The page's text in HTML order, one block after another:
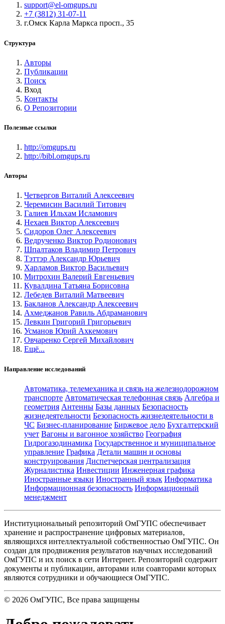
support@el-omgups.ru
+7 (3812) 31-07-11
г.Омск Карла Маркса просп., 35
Структура
Авторы
Публикации
Поиск
Вход
Контакты
О Репозитории
Полезные ссылки
http://omgups.ru
http://bibl.omgups.ru
Авторы
Четвергов Виталий Алексеевич
Черемисин Василий Титович
Галиев Ильхам Исламович
Нехаев Виктор Алексеевич
Сидоров Олег Алексеевич
Ведрученко Виктор Родионович
Шпалтаков Владимир Петрович
Тэттэр Александр Юрьевич
Харламов Виктор Васильевич
Митрохин Валерий Евгеньевич
Кувалдина Татьяна Борисовна
Лебедев Виталий Матвеевич
Бакланов Александр Алексеевич
Ахмеджанов Равиль Абдраманович
Левкин Григорий Григорьевич
Усманов Юрий Ахкемович
Овчаренко Сергей Михайлович
Ещё...
Направление исследований
Автоматика, телемеханика и связь на железнодорожном
транспорте Автоматическая телефонная связь Алгебра и
геометрия Антенны Базы данных Безопасность
жизнедеятельности Безопасность жизнедеятельности в
ЧС Бизнес-планирование Биржевое дело Бухгалтерский
учет Вагоны и вагонное хозяйство География
Гидрогазодинамика Государственное и муниципальное
управление Графика Детали машин и основы
конструирования Диспетчерская централизация
Журналистика Инвестиции Инженерная графика
Иностранные языки Иностранный язык Информатика
Информационная безопасность Информационный
менеджмент
Институциональный репозиторий ОмГУПС обеспечивает
хранение и распространение цифровых материалов,
являющихся интеллектуальной собственностью ОмГУПС. Он
создан для продвижения результатов научных исследований
ОмГУПС и их поиск в сети Интернет. Репозиторий содержит
документы и публикации, авторами или соавторами которых
являются сотрудники и обучающиеся ОмГУПС.
© 2026 ОмГУПС, Все права защищены